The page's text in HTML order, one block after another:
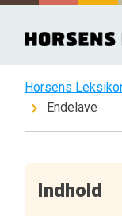
Spring
indhold
Horsens
chevron_right Endelave
Indhold